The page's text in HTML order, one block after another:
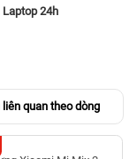
24h
liên quan theo dòng